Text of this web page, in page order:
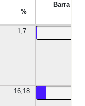
%
Barra %
1,7
16,18